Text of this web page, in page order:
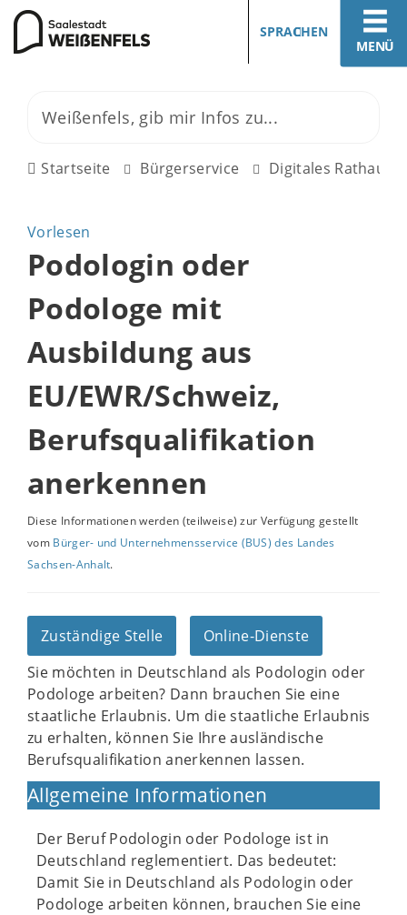
MENÜ
SPRACHEN
Startseite Bürgerservice Digitales Rathaus
Vorlesen
Podologin oder
Podologe mit
Ausbildung aus
EU/EWR/Schweiz,
Berufsqualifikation
anerkennen
Diese Informationen werden (teilweise) zur Verfügung gestellt
vom Bürger- und Unternehmensservice (BUS) des Landes
Sachsen-Anhalt.
Zuständige Stelle
Online-Dienste
Sie möchten in Deutschland als Podologin oder
Podologe arbeiten? Dann brauchen Sie eine
staatliche Erlaubnis. Um die staatliche Erlaubnis
zu erhalten, können Sie Ihre ausländische
Berufsqualifikation anerkennen lassen.
Allgemeine Informationen
Der Beruf Podologin oder Podologe ist in
Deutschland reglementiert. Das bedeutet:
Damit Sie in Deutschland als Podologin oder
Podologe arbeiten können, brauchen Sie eine